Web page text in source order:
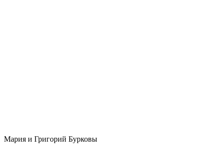
Мария и Григорий Бурковы